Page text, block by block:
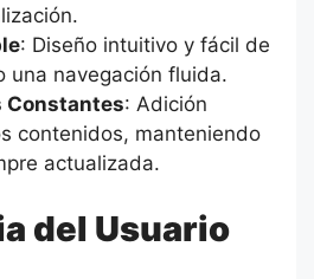
: Diseño intuitivo y fácil de
una navegación fluida.
Constantes: Adición
contenidos, manteniendo
actualizada.
del Usuario